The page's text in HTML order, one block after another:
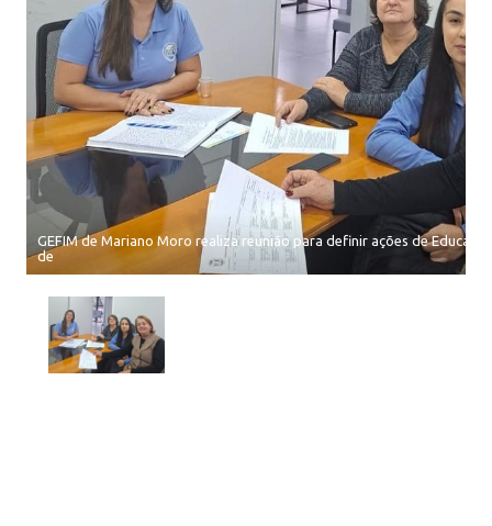
GEFIM de Mariano Moro realiza reunião para definir ações de
de